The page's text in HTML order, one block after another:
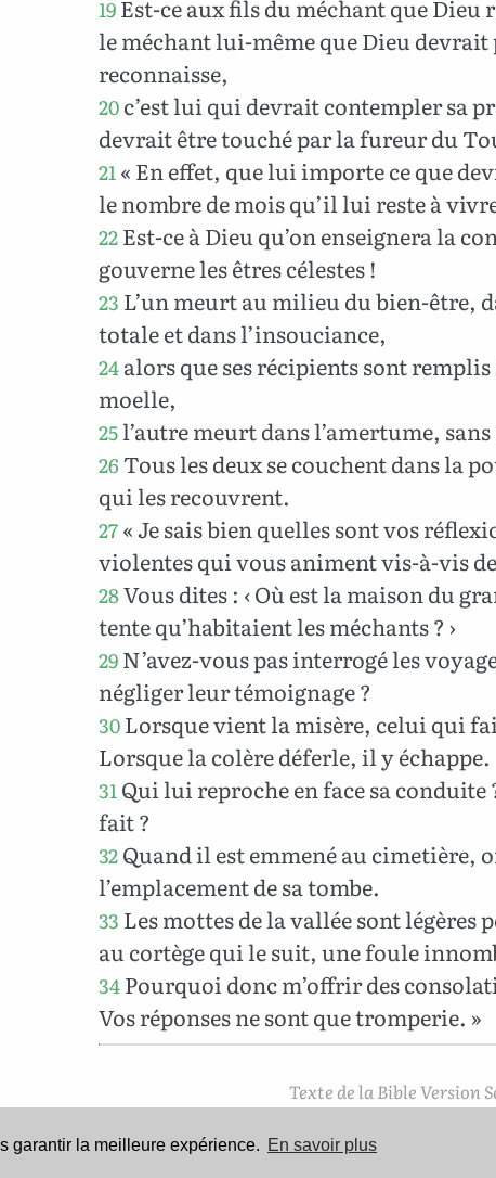
garantir la meilleure expérience. En savoir plus
19Est-ce aux fils du méchant que Dieu
le méchant lui-même que Dieu
reconnaisse,
20c’est lui qui devrait contempler sa
devrait être touché par la fureur du
21« En effet, que lui importe ce que
le nombre de mois qu’il lui reste à
22Est-ce à Dieu qu’on enseignera la
gouverne les êtres célestes !
23 L’un meurt au milieu du bien-être,
totale et dans l’insouciance,
24alors que ses récipients sont remplis
moelle,
25l’autre meurt dans l’amertume,
26 Tous les deux se couchent dans la
qui les recouvrent.
27« Je sais bien quelles sont vos
violentes qui vous animent vis-à-vis
28Vous dites : ‹ Où est la maison du
tente qu’habitaient les méchants ? ›
29N’avez-vous pas interrogé les
négliger leur témoignage ?
30Lorsque vient la misère, celui qui
Lorsque la colère déferle, il y échappe.
31Qui lui reproche en face sa conduite
fait ?
32Quand il est emmené au cimetière,
l’emplacement de sa tombe.
33 Les mottes de la vallée sont
au cortège qui le suit, une foule
34Pourquoi donc m’offrir des
Vos réponses ne sont que tromperie. »
Texte de la Bible Version
Reproduit avec aimable autorisation.